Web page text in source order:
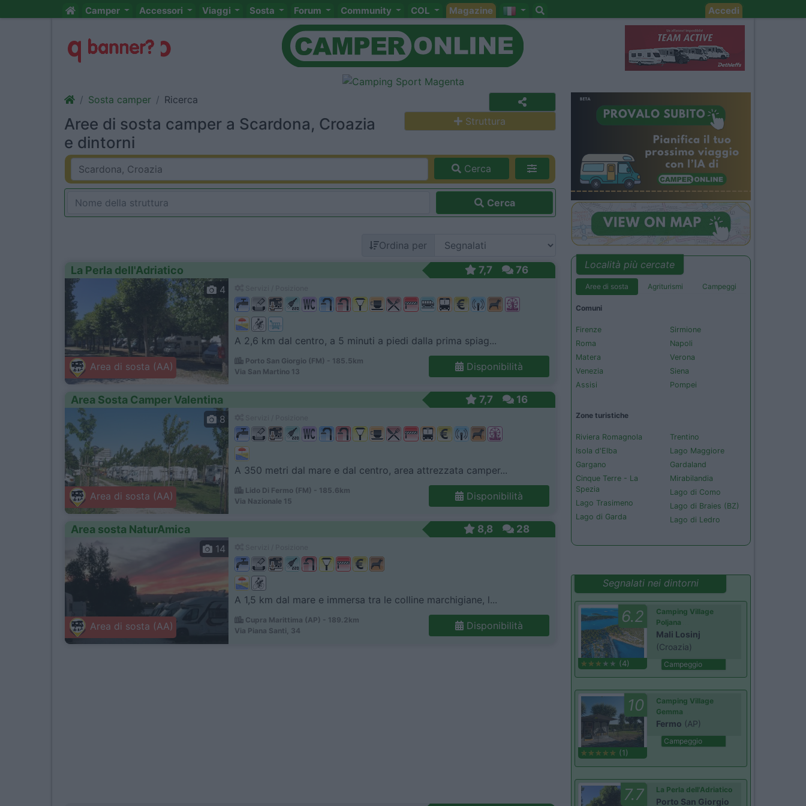
Camper Accessori Viaggi Sosta Forum Community COL Magazine Accedi
Sosta camper Ricerca
Aree di sosta camper a Scardona, Croazia
e dintorni
Struttura
Cerca
Cerca
Ordina per
La Perla dell'Adriatico 7,7 76
Area di sosta (AA)
4
A 2,6 km dal centro, a 5 minuti a piedi dalla prima spiag...
Porto San Giorgio (FM) - 185.5km
Via San Martino 13
Disponibilità
Area Sosta Camper Valentina 7,7 16
Area di sosta (AA)
8
A 350 metri dal mare e dal centro, area attrezzata camper...
Lido Di Fermo (FM) - 185.6km
Via Nazionale 15
Disponibilità
Area sosta NaturAmica 8,8 28
Area di sosta (AA)
14
A 1,5 km dal mare e immersa tra le colline marchigiane, l...
Cupra Marittima (AP) - 189.2km
Via Piana Santi, 34
Disponibilità
Località più cercate
Aree di sosta Agriturismi Campeggi
Comuni
Firenze
Roma
Matera
Venezia
Assisi
Sirmione
Napoli
Verona
Siena
Pompei
Zone turistiche
Riviera Romagnola
Isola d'Elba
Gargano
Cinque Terre - La
Spezia
Lago Trasimeno
Lago di Garda
Trentino
Lago Maggiore
Gardaland
Mirabilandia
Lago di Como
Lago di Braies (BZ)
Lago di Ledro
Segnalati nei dintorni
6.2
(4)
Camping Village
Poljana
Mali Losinj
(Croazia)
Campeggio
10
(1)
Camping Village
Gemma
Fermo (AP)
Campeggio
7.7 La Perla dell'Adriatico
Porto San Giorgio